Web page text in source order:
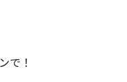
で！